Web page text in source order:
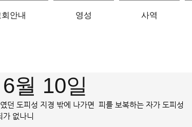
회안내 영성 사역
월 10일
도피성 지경 밖에 나가면  피를 보복하는 자가 도피성
없나니